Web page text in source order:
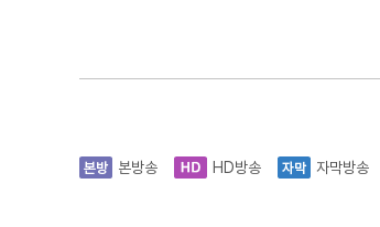
본방송 HD방송 자막방송